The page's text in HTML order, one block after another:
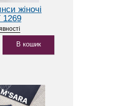
жіночі
1269
В кошик